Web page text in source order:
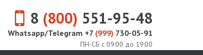
8 (800) 551-95-48
Whatsapp/Telegram +7 (999) 730-05-91
ПН-СБ с 09:00 до 19:00